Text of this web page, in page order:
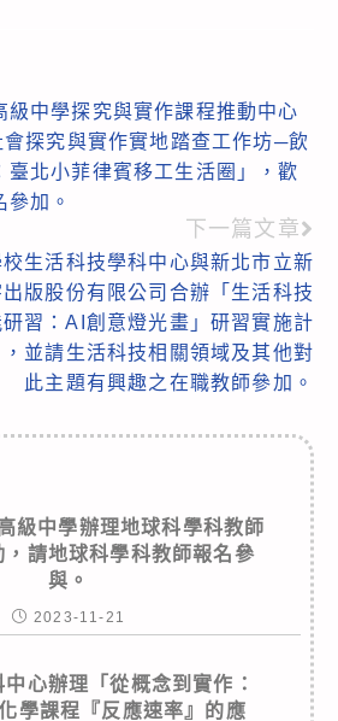
級中學探究與實作課程推動中心
探究與實作實地踏查工作坊─飲
臺北小菲律賓移工生活圈」，歡
加。
下一篇文章
生活科技學科中心與新北市立新
版股份有限公司合辦「生活科技
習：AI創意燈光畫」研習實施計
並請生活科技相關領域及其他對
此主題有興趣之在職教師參加。
級中學辦理地球科學科教師
，請地球科學科教師報名參
與。
2023-11-21
心辦理「從概念到實作：
學課程『反應速率』的應